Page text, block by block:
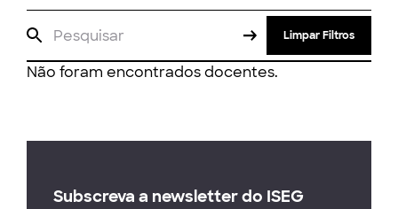
Limpar Filtros
Não foram encontrados docentes.
Subscreva a newsletter do ISEG